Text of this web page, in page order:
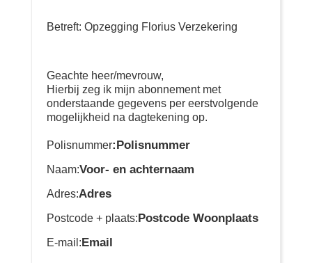
Betreft: Opzegging Florius Verzekering
Geachte heer/mevrouw,
Hierbij zeg ik mijn abonnement met
onderstaande gegevens per eerstvolgende
mogelijkheid na dagtekening op.
Polisnummer:Polisnummer
Naam:Voor- en achternaam
Adres:Adres
Postcode + plaats:Postcode Woonplaats
E-mail:Email